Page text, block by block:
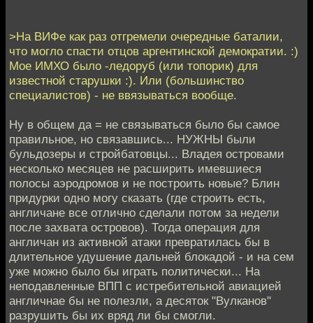
>На ВИФе как раз отгремели очередные баталии,
что могло спасти отцов аргентинской демократии. :)
Мое ИМХО было -ледоруб (или топорик) для
известной старушки :). Или (большинство
специалистов) - не ввязываться вообще.
Ну в общем да = не связываться было бы самое
правильное, но связавшись... НУЖНЫ были
бульдозеры и стройбатовцы... Владея островами
несколько месяцев не расширить имевшиеся
полосы аэродромов и не построить новые? Блин
придурки одно могу сказать (где строить есть,
англичане все отлично сделали потом за недели
после захвата островов). Тогда операция для
англичан из активной атаки превратилась бы в
длительное удушение дальней блокадой - и на сем
уже можно было бы играть политически... На
неподавленные ВПП с истребительной авиацией
англичнае бы не полезли, а десяток "Вулканов"
разрушить бы их вряд ли бы смогли.